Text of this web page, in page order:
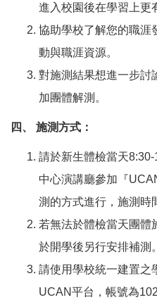
進入校園後在學習上更
協助學校了解您的職涯
動與職涯資源。
對施測結果想進一步討
加團體解測。
四、 施測方式：
請於新生體檢當天
中心演講廳參加『
測的方式進行，施測時
若無法於體檢當天團體
於開學後另行安排補測。
請使用學校統一建置之
UCAN平台，帳號為